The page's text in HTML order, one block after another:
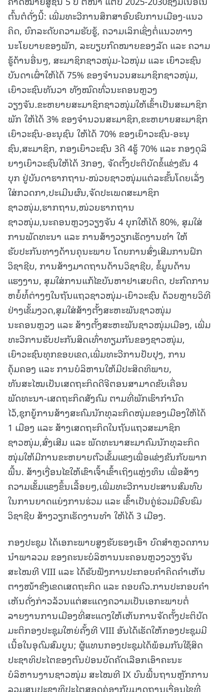
ຕົ້ນຕໍດັ່ງນີ້: ເພີ່ມທະວີການສຶກສາອົບຮົບການເມືອງ-ແນວ
ຄິດ, ຍົກລະດັບຄວາມຮັບຮູ້, ຄວາມເລິກເຊິ່ງຕໍ່ແນວທາງ
ນະໂຍບາຍຂອງພັກ, ລະບຽບກົດໝາຍຂອງລັດ ແລະ ຄວາມ
ຮູ້ດ້ານອື່ນໆ, ສະມາຊິກຊາວໜຸ່ມ-ໄວໜຸ່ມ ແລະ ເຍົາວະຊົນ
ບັນດາເຜົ່າໃຫ້ໄດ້ 75% ຂອງຈຳນວນສະມາຊິກຊາວໜຸ່ມ,
ເຍົາວະຊົນທັນວາ ທັງໝົດທົ່ວນະຄອນຫຼວງ
ວຽງຈັນ.ຂະຫຍາຍສະມາຊິກຊາວໜຸ່ມໃຫ້ເຂົ້າເປັນສະມາຊິກ
ພັກ ໃຫ້ໄດ້ 3% ຂອງຈຳນວນສະມາຊິກ,ຂະຫຍາຍສະມາຊິກ
ເຍົາວະຊົນ-ອະນຸຊົນ ໃຫ້ໄດ້ 70% ຂອງເຍົາວະຊົນ-ອະນຸ
ຊົນ,ສະມາຊິກ, ກອງເຍົາວະຊົນ 3ດີ 4ຮູ້ 70% ແລະ ກອງດຸລິ
ຍາງເຍົາວະຊົນໃຫ້ໄດ້ 3ກອງ, ຈັດຕັ້ງປະຕິບັດຂໍ້ແຂ່ງຂັນ 4
ບຸກ ຢູ່ບັນດາຮາກຖານ-ໜ່ວຍຊາວໜຸ່ມແຕ່ລະຂັ້ນໂດຍເລັ່ງ
ໃສ່ກວດກາ,ປະເມີນຜົນ,ຈັດປະເພດສະມາຊິກ
ຊາວໜຸ່ມ,ຮາກຖານ,ໜ່ວຍຮາກຖານ
ຊາວໜຸ່ມ,ນະຄອນຫຼວງວຽງຈັນ 4 ບຸກໃຫ້ໄດ້ 80%, ສຸມໃສ່
ການພັດທະນາ ແລະ ການສ້າງວຽກເຮັດງານທຳ ໃຫ້
ຮັບປະກັນທາງດ້ານຄຸນະພາບ ໂດຍການສົ່ງເສີມການຝຶກ
ວິຊາຊີບ, ການສ້າງມາດຖານດ້ານວິຊາຊີບ, ຂໍ້ມູນດ້ານ
ແຮງງານ, ສຸມໃສ່ການແກ້ໄຂບັນຫາຢາເສບຕິດ, ປະກົດການ
ຫຍໍ້ທໍ້ຕ່າງໆໃນຖັນແຖວຊາວໜຸ່ມ-ເຍົາວະຊົນ ດ້ວຍຫຼາຍວິທີ
ຢ່າງເຂັ້ມງວດ,ສຸມໃສ່ສ້າງຕັ້ງສະຫະພັນຊາວໜຸ່ມ
ນະຄອນຫຼວງ ແລະ ສ້າງຕັ້ງສະຫະພັນຊາວໜຸ່ມເມືອງ, ເພີ່ມ
ທະວີການຮັບປະກັນສິດເທົ່າທຽມກັນຂອງຊາວໜຸ່ມ,
ເຍົາວະຊົນທຸກຂອບເຂດ,ເພີ່ມທະວີການປັບປຸງ, ການ
ຄຸ້ມຄອງ ແລະ ການບໍລິຫານໃຫ້ມີປະສິດທິພາບ,
ທັນສະໄໝເປັນເສດຖະກິດດີຈີຕອນສາມາດຂັບເຄື່ອນ
ພັດທະນາ-ເສດຖະກິດສັງຄົມ ຕາມທີ່ພັກເຮົາກຳນົດ
ໄວ້,ຊຸກຍູ້ການສ້າງສະຄົມນັກທຸລະກິດໜຸ່ມຂອງເມືອງໃຫ້ໄດ້
1 ເມືອງ ແລະ ສ້າງເສດຖະກິດໃນຖັນແຖວສະມາຊິກ
ຊາວໜຸ່ມ,ສົ່ງເສີມ ແລະ ພັດທະນາສະມາຄົມນັກທຸລະກິດ
ໜຸ່ມໃຫ້ມີການຂະຫຍາຍຕົວເຂັ້ມແຂງເພື່ອແຂ່ງຂັນກັບພາກ
ພື້ນ. ສ້າງເງື່ອນໄຂໃຫ້ເຂົາເຈົ້າເຂົ້າເຖິງແຫຼ່ງທຶນ ເພື່ອສ້າງ
ຄວາມເຂັ້ມແຂງຂຶ້ນເລື້ອຍໆ,ເພີ່ມທະວີການປະສານສົມທົບ
ໃນການຍາດແຍ່ງການຮ່ວມ ແລະ ເຂົ້າເປັນຄູ່ຮ່ວມມືອົບຮົມ
ວິຊາຊີບ ສ້າງວຽກເຮັດງານທຳ ໃຫ້ໄດ້ 3 ເມືອງ.
ກອງປະຊຸມ ໄດ້ເອກະພາບສູງຮັບຮອງເອົາ ບົດສຳຫຼວດການ
ນຳພາລວມ ຂອງຄະນະບໍລິຫານນະຄອນຫຼວງວຽງຈັນ
ສະໄໝທີ VIII ແລະ ໄດ້ຮັບຟັງການປະກອບຄຳຄິດຄຳເຫັນ
ຕາງໜ້າຂົງເຂດເສດຖະກິດ ແລະ ຄອບຄົວ.ການປະກອບຄຳ
ເຫັນດັ່ງກ່າວລ້ວນແຕ່ສະແດງຄວາມເປັນເອກະພາບຕໍ່
ລາຍງານການເມືອງທີ່ສະແດງໃຫ້ເຫັນການຈັດຕັ້ງປະຕິບັດ
ມະຕິກອງປະຊຸມໃຫຍ່ຄັ້ງທີ VIII ອັນໄດ້ເຮັດໃຫ້ກອງປະຊຸມມີ
ເນື້ອໃນອຸດົມສົມບູນ; ຜູ້ແທນກອງປະຊຸມໄດ້ພ້ອມກັນໃຊ້ສິດ
ປະຊາທິປະໄຕຂອງຕົນປ່ອນບັດຄັດເລືອກເອົາຄະນະ
ບໍລິຫານງານຊາວໜຸ່ມ ສະໄໝທີ IX ບົນພື້ນຖານຫຼັກການ
ລວມສູນປະຊາທິປະໄຕສອດຄ່ອງກັບມາດຖານເງື່ອນໄຂທີ່